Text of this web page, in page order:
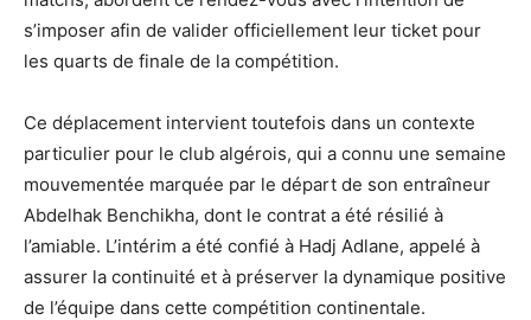
s’imposer afin de valider officiellement leur ticket pour
les quarts de finale de la compétition.
Ce déplacement intervient toutefois dans un contexte
particulier pour le club algérois, qui a connu une semaine
mouvementée marquée par le départ de son entraîneur
Abdelhak Benchikha, dont le contrat a été résilié à
l’amiable. L’intérim a été confié à Hadj Adlane, appelé à
assurer la continuité et à préserver la dynamique positive
de l’équipe dans cette compétition continentale.